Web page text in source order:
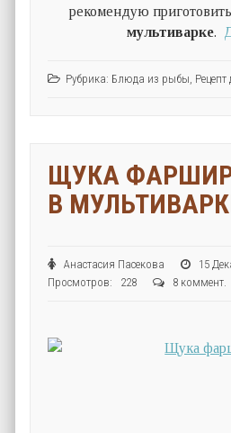
рекомендую
мультиварке.
Рубрика: Блюда из рыбы,
ЩУКА
В
Анастасия Пасекова
15
Просмотров: 228
8 коммент.